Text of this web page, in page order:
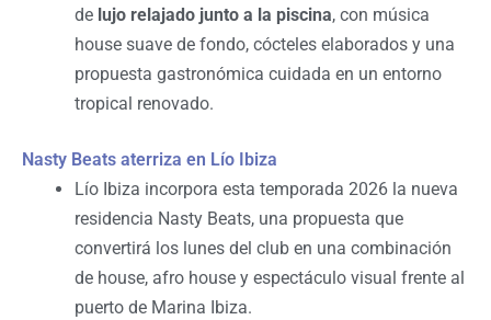
de lujo relajado junto a la piscina, con música
house suave de fondo, cócteles elaborados y una
propuesta gastronómica cuidada en un entorno
tropical renovado.
Nasty Beats aterriza en Lío Ibiza
Lío Ibiza incorpora esta temporada 2026 la nueva
residencia Nasty Beats, una propuesta que
convertirá los lunes del club en una combinación
de house, afro house y espectáculo visual frente al
puerto de Marina Ibiza.